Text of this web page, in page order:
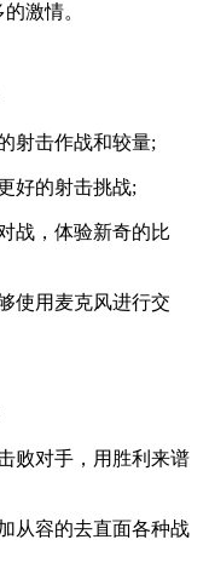
激情。
射击作战和较量;
好的射击挑战;
战，体验新奇的比
使用麦克风进行交
败对手，用胜利来谱
从容的去直面各种战